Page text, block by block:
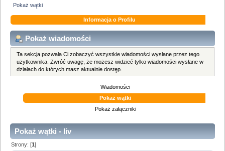
Pokaż wątki
Informacja o Profilu
Pokaż wiadomości
Ta sekcja pozwala Ci zobaczyć wszystkie wiadomości wysłane przez tego
użytkownika. Zwróć uwagę, że możesz widzieć tylko wiadomości wysłane w
działach do których masz aktualnie dostęp.
Wiadomości
Pokaż wątki
Pokaż załączniki
Pokaż wątki - liv
Strony: [1]